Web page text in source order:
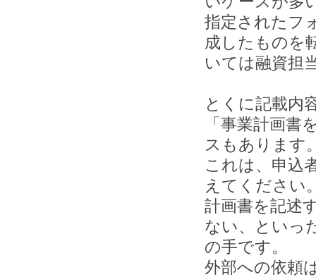
指定されたフ
成したものを
いては融資担
とくに記載内
「事業計画
スもあります
これは、申込
えてください
計画書を記述
ない、といっ
の手です。
外部への依頼